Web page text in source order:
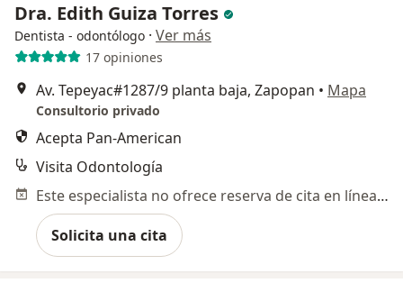
Dra. Edith Guiza Torres
Dentista - odontólogo · Ver más
17 opiniones
Av. Tepeyac#1287/9 planta baja, Zapopan • Mapa
Consultorio privado
Acepta Pan-American
Visita Odontología
Este especialista no ofrece reserva de cita en línea en esta dirección.
Solicita una cita